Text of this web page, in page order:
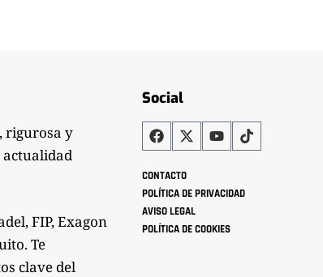
rigurosa y
actualidad
FIP, Exagon
Te
clave del
Social
CONTACTO
POLÍTICA DE PRIVACIDAD
AVISO LEGAL
POLÍTICA DE COOKIES